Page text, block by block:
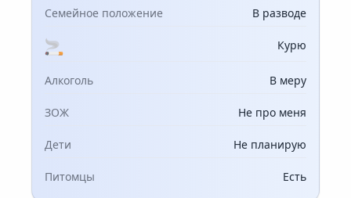
Семейное положение В разводе
Курю
Алкоголь В меру
ЗОЖ Не про меня
Дети Не планирую
Питомцы Есть